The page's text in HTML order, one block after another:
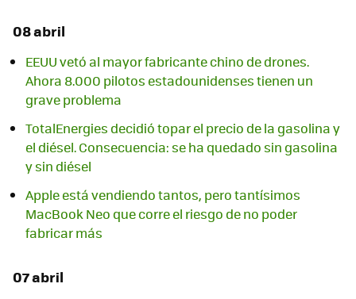
08 abril
EEUU vetó al mayor fabricante chino de drones.
Ahora 8.000 pilotos estadounidenses tienen un
grave problema
TotalEnergies decidió topar el precio de la gasolina y
el diésel. Consecuencia: se ha quedado sin gasolina
y sin diésel
Apple está vendiendo tantos, pero tantísimos
MacBook Neo que corre el riesgo de no poder
fabricar más
07 abril